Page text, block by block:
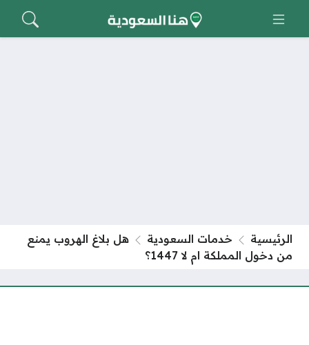
الرئيسية خدمات السعودية
هل بلاغ الهروب يمنع
من دخول المملكة ام لا 1447؟